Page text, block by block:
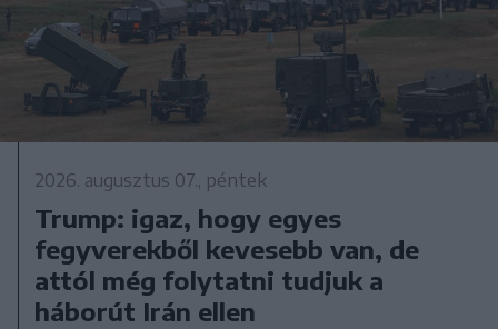
2026. augusztus 07., péntek
Trump: igaz, hogy egyes
fegyverekből kevesebb van, de
attól még folytatni tudjuk a
háborút Irán ellen